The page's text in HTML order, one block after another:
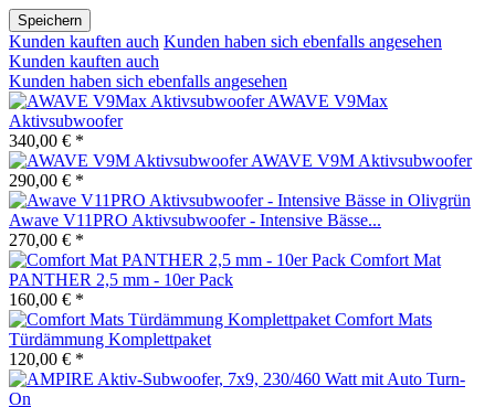
Speichern
Kunden kauften auch Kunden haben sich ebenfalls angesehen
Kunden kauften auch
Kunden haben sich ebenfalls angesehen
AWAVE V9Max
Aktivsubwoofer
340,00 € *
AWAVE V9M Aktivsubwoofer
290,00 € *
Awave V11PRO Aktivsubwoofer - Intensive Bässe...
270,00 € *
Comfort Mat
PANTHER 2,5 mm - 10er Pack
160,00 € *
Comfort Mats
Türdämmung Komplettpaket
120,00 € *